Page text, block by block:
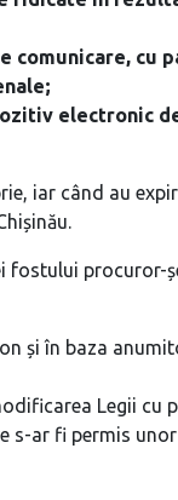
comunicare, cu
electronic
iar când au
procuror-
și în baza
Legii cu
s-ar fi permis